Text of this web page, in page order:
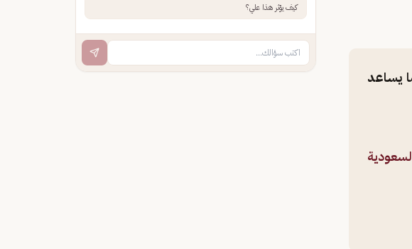
15 و18 درجة مئوية، مما يساعد
كيف يؤثر هذا علي؟